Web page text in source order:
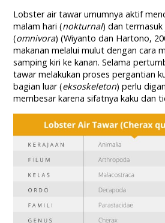
Lobster air tawar umumnya aktif
malam hari (nokturnal) dan termasuk
(omnivora) (Wiyanto dan Hartono,
makanan melalui mulut dengan cara
samping kiri ke kanan. Selama
tawar melakukan proses pergantian
bagian luar (eksoskeleton) perlu
membesar karena sifatnya kaku dan